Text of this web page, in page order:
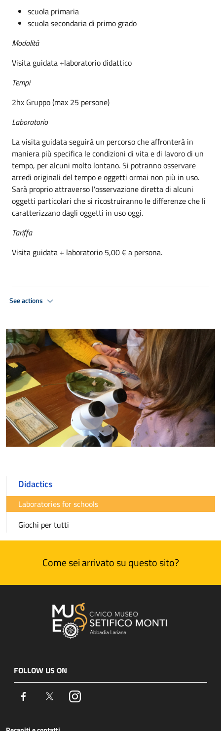
scuola primaria
scuola secondaria di primo grado
Modalità
Visita guidata +laboratorio didattico
Tempi
2hx Gruppo (max 25 persone)
Laboratorio
La visita guidata seguirà un percorso che affronterà in
maniera più specifica le condizioni di vita e di lavoro di un
tempo, per alcuni molto lontano. Si potranno osservare
arredi originali del tempo e oggetti ormai non più in uso.
Sarà proprio attraverso l'osservazione diretta di alcuni
oggetti particolari che si ricostruiranno le differenze che li
caratterizzano dagli oggetti in uso oggi.
Tariffa
Visita guidata + laboratorio 5,00 € a persona.
See actions
Didactics
Laboratories for schools
Giochi per tutti
Come sei arrivato su questo sito?
FOLLOW US ON
Facebook TwitterInstagram